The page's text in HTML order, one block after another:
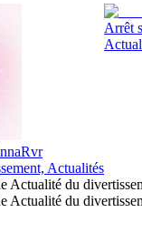
Actualités
Arrêt
Actualité du
Actualité du